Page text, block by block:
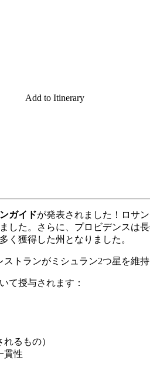
Add to Itinerary
ガイドが発表されました！ロサ
した。さらに、プロビデンスは
く獲得した州となりました。
ストランがミシュラン2つ星を
て授与されます：
るもの）
貫性